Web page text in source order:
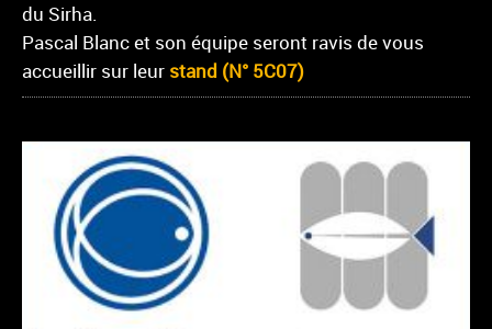
du Sirha.
Pascal Blanc et son équipe seront ravis de vous
accueillir sur leur stand (N° 5C07)